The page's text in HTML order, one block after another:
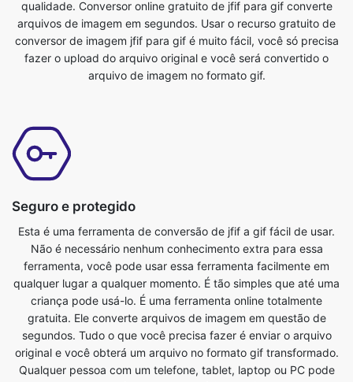
arquivo de imagem no formato gif.
Seguro e protegido
Esta é uma ferramenta de conversão de jfif a gif fácil de usar.
Não é necessário nenhum conhecimento extra para essa
ferramenta, você pode usar essa ferramenta facilmente em
qualquer lugar a qualquer momento. É tão simples que até uma
criança pode usá-lo. É uma ferramenta online totalmente
gratuita. Ele converte arquivos de imagem em questão de
segundos. Tudo o que você precisa fazer é enviar o arquivo
original e você obterá um arquivo no formato gif transformado.
Qualquer pessoa com um telefone, tablet, laptop ou PC pode
acessar essa ferramenta e usá-la gratuitamente.